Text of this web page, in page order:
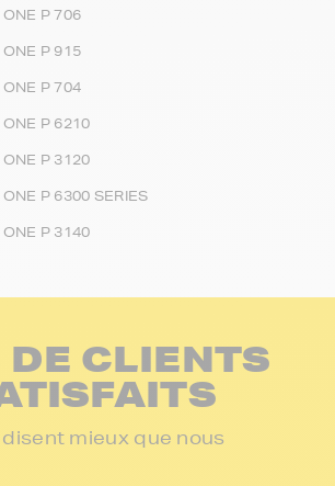
P 706
P 915
P 704
P 6210
P 3120
P 6300 SERIES
P 3140
CLIENTS
disent mieux que nous